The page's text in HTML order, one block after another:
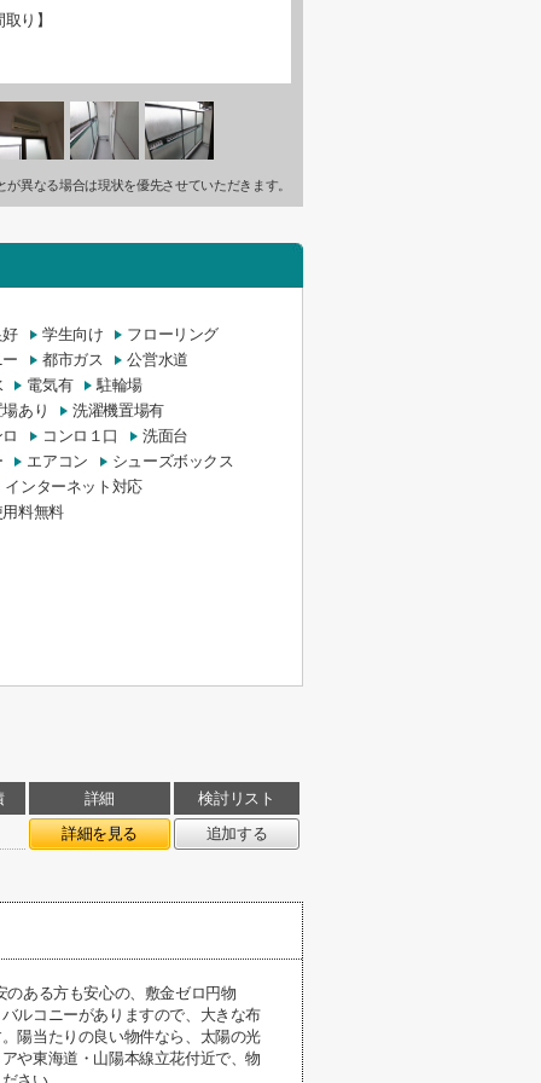
り】
異なる場合は現状を優先させていただきます。
好 学生向け
フローリング
都市ガス
公営水道
電気有
駐輪場
あり
洗濯機置場有
コンロ１口
洗面台
エアコン
シューズボックス
インターネット対応
料無料
詳細
検討リスト
詳細を見る
追加する
ある方も安心の、敷金ゼロ円物
ルコニーがありますので、大きな布
陽当たりの良い物件なら、太陽の光
や東海道・山陽本線立花付近で、物